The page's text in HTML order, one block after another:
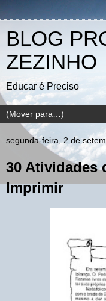
BLOG
ZEZINHO
Educar é Preciso
segunda-feira, 2 de
30 Atividades
Imprimir